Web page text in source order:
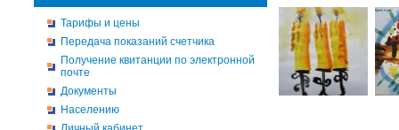
Тарифы и цены
Передача показаний счетчика
Получение квитанции по электронной
почте
Документы
Населению